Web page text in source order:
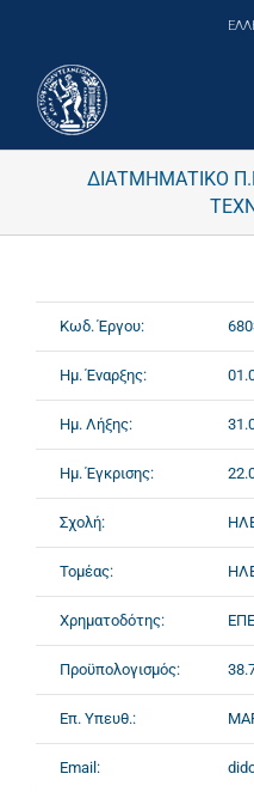
ΔΙΑΤΜΗΜΑΤΙΚΟ
Κωδ. Έργου:
Ημ. Έναρξης:
Ημ. Λήξης:
Ημ. Έγκρισης:
Σχολή:
Τομέας:
Χρηματοδότης:
Προϋπολογισμός:
Επ. Υπευθ.:
Email: